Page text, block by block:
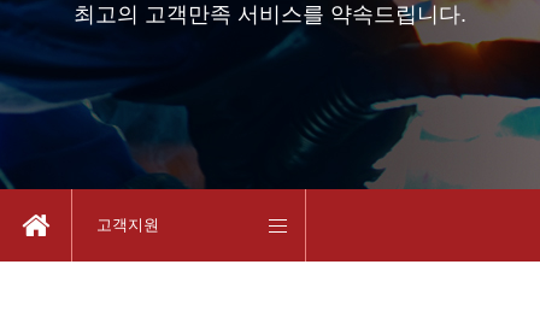
최고의 고객만족 서비스를 약속드립니다.
고객지원